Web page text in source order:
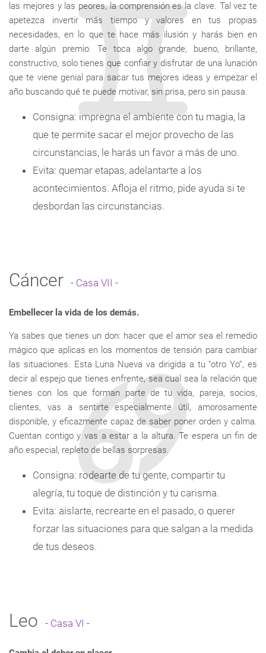
las mejores y las peores, la comprensión es la clave. Tal vez te
apetezca invertir más tiempo y valores en tus propias
necesidades, en lo que te hace más ilusión y harás bien en
darte algún premio. Te toca algo grande, bueno, brillante,
constructivo, solo tienes que confiar y disfrutar de una lunación
que te viene genial para sacar tus mejores ideas y empezar el
año buscando qué te puede motivar, sin prisa, pero sin pausa.
Consigna: impregna el ambiente con tu magia, la
que te permite sacar el mejor provecho de las
circunstancias, le harás un favor a más de uno.
Evita: quemar etapas, adelantarte a los
acontecimientos. Afloja el ritmo, pide ayuda si te
desbordan las circunstancias.
Cáncer - Casa VII -
Embellecer la vida de los demás.
Ya sabes que tienes un don: hacer que el amor sea el remedio
mágico que aplicas en los momentos de tensión para cambiar
las situaciones. Esta Luna Nueva va dirigida a tu “otro Yo”, es
decir al espejo que tienes enfrente, sea cual sea la relación que
tienes con los que forman parte de tu vida, pareja, socios,
clientes, vas a sentirte especialmente útil, amorosamente
disponible, y eficazmente capaz de saber poner orden y calma.
Cuentan contigo y vas a estar a la altura. Te espera un fin de
año especial, repleto de bellas sorpresas.
Consigna: rodearte de tu gente, compartir tu
alegría, tu toque de distinción y tu carisma.
Evita: aislarte, recrearte en el pasado, o querer
forzar las situaciones para que salgan a la medida
de tus deseos.
Leo - Casa VI -